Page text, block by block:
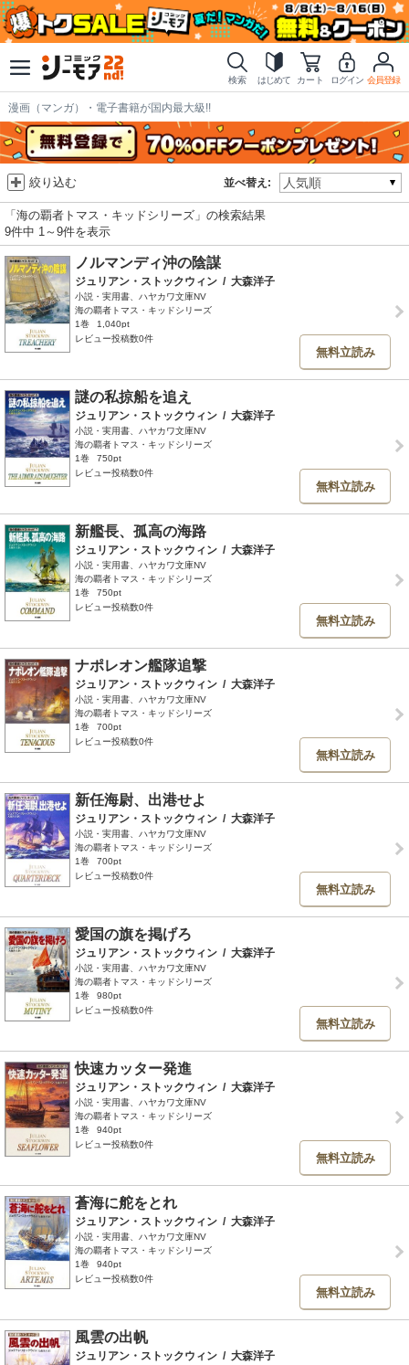
検索 はじめて カート ログイン 会員登録
漫画（マンガ）・電子書籍が国内最大級!!
並べ替え:
絞り込む
「海の覇者トマス・キッドシリーズ」の検索結果
9件中 1～9件を表示
ノルマンディ沖の陰謀
ジュリアン・ストックウィン / 大森洋子
小説・実用書、ハヤカワ文庫NV
海の覇者トマス・キッドシリーズ
1巻
1,040pt
レビュー投稿数0件
無料立読み
謎の私掠船を追え
ジュリアン・ストックウィン / 大森洋子
小説・実用書、ハヤカワ文庫NV
海の覇者トマス・キッドシリーズ
1巻
750pt
レビュー投稿数0件
無料立読み
新艦長、孤高の海路
ジュリアン・ストックウィン / 大森洋子
小説・実用書、ハヤカワ文庫NV
海の覇者トマス・キッドシリーズ
1巻
750pt
レビュー投稿数0件
無料立読み
ナポレオン艦隊追撃
ジュリアン・ストックウィン / 大森洋子
小説・実用書、ハヤカワ文庫NV
海の覇者トマス・キッドシリーズ
1巻
700pt
レビュー投稿数0件
無料立読み
新任海尉、出港せよ
ジュリアン・ストックウィン / 大森洋子
小説・実用書、ハヤカワ文庫NV
海の覇者トマス・キッドシリーズ
1巻
700pt
レビュー投稿数0件
無料立読み
愛国の旗を掲げろ
ジュリアン・ストックウィン / 大森洋子
小説・実用書、ハヤカワ文庫NV
海の覇者トマス・キッドシリーズ
1巻
980pt
レビュー投稿数0件
無料立読み
快速カッター発進
ジュリアン・ストックウィン / 大森洋子
小説・実用書、ハヤカワ文庫NV
海の覇者トマス・キッドシリーズ
1巻
940pt
レビュー投稿数0件
無料立読み
蒼海に舵をとれ
ジュリアン・ストックウィン / 大森洋子
小説・実用書、ハヤカワ文庫NV
海の覇者トマス・キッドシリーズ
1巻
940pt
レビュー投稿数0件
無料立読み
風雲の出帆
ジュリアン・ストックウィン / 大森洋子